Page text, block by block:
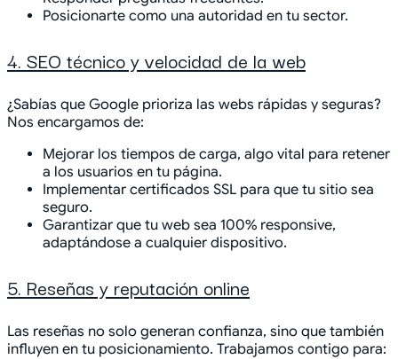
Posicionarte como una autoridad en tu sector.
4. SEO técnico y velocidad de la web
¿Sabías que Google prioriza las webs rápidas y seguras?
Nos encargamos de:
Mejorar los tiempos de carga, algo vital para retener
a los usuarios en tu página.
Implementar certificados SSL para que tu sitio sea
seguro.
Garantizar que tu web sea 100% responsive,
adaptándose a cualquier dispositivo.
5. Reseñas y reputación online
Las reseñas no solo generan confianza, sino que también
influyen en tu posicionamiento. Trabajamos contigo para: